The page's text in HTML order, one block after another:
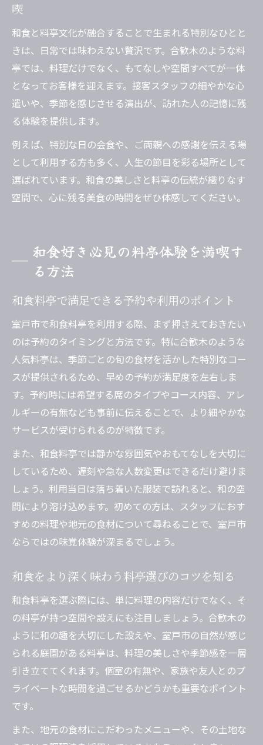
喫
和食と料亭文化が融合することで生まれる特別なひとと
きは、日常では味わえない贅沢です。合歓木のような料
亭では、料理だけでなく、もてなしや空間すべてが一体
となってお客様を迎えます。接客スタッフの細やかな心
遣いや、季節を感じさせる演出が、訪れた人の記憶に残
る体験を提供します。
例えば、特別な日の会食や、ご両親への感謝を伝える場
として利用する方も多く、人生の節目を彩る場所として
選ばれています。和食の美しさと料亭の伝統が織りなす
空間で、心に残る美食の時間をぜひ体感してください。
和食好き必見の料亭体験を満喫す
る方法
和食料亭で満足できる予約や利用のポイント
室戸市で和食料亭を利用する際、まず押さえておきたい
のは予約のタイミングと方法です。特に合歓木のような
人気料亭は、季節ごとの旬の食材を活かした特別なコー
スが提供されるため、早めの予約が満足度を左右しま
す。予約時には希望する席のタイプやコース内容、アレ
ルギーの有無なども事前に伝えることで、より細やかな
サービスが受けられるのが特徴です。
また、和食料亭では静かな雰囲気やおもてなしを大切に
しているため、遅刻や急な人数変更はできるだけ避けま
しょう。利用当日は落ち着いた服装で訪れると、和の空
間により溶け込めます。初めての方は、スタッフにおす
すめの料理や地元の食材について尋ねることで、室戸市
ならではの味覚体験が深まるでしょう。
和食をより深く味わう料亭選びのコツを知る
和食料亭を選ぶ際には、単に料理の内容だけでなく、そ
の料亭が持つ空間や設えにも注目しましょう。合歓木の
ように和の趣を大切にした設えや、室戸市の自然が感じ
られる庭園がある料亭は、料理の美しさや季節感を一層
引き立ててくれます。個室の有無や、家族や友人とのプ
ライベートな時間を過ごせるかどうかも重要なポイント
です。
また、地元の食材にこだわったメニューや、その土地な